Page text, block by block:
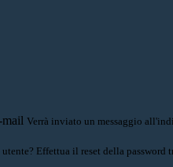
mail Verrà inviato un messaggio
Effettua il reset della password